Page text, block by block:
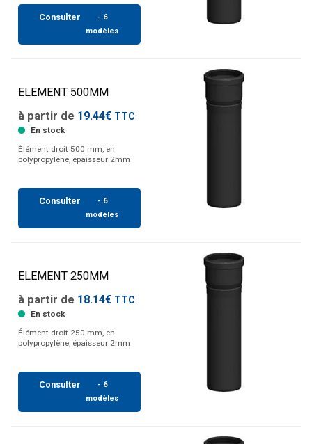
Consulter
- 6
modèles
ELEMENT 500MM
à partir de 19.44€ TTC
En stock
Élément droit 500 mm, en
polypropylène, épaisseur 2mm
Consulter
- 6
modèles
ELEMENT 250MM
à partir de 18.14€ TTC
En stock
Élément droit 250 mm, en
polypropylène, épaisseur 2mm
Consulter
- 6
modèles